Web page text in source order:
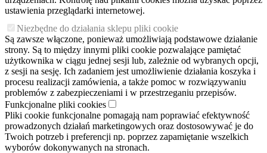
ustawienia przeglądarki internetowej.
Niezbędne do działania sklepu pliki cookie
Są zawsze włączone, ponieważ umożliwiają podstawowe działanie
strony. Są to między innymi pliki cookie pozwalające pamiętać
użytkownika w ciągu jednej sesji lub, zależnie od wybranych opcji,
z sesji na sesję. Ich zadaniem jest umożliwienie działania koszyka i
procesu realizacji zamówienia, a także pomoc w rozwiązywaniu
problemów z zabezpieczeniami i w przestrzeganiu przepisów.
Funkcjonalne pliki cookies
Pliki cookie funkcjonalne pomagają nam poprawiać efektywność
prowadzonych działań marketingowych oraz dostosowywać je do
Twoich potrzeb i preferencji np. poprzez zapamiętanie wszelkich
wyborów dokonywanych na stronach.